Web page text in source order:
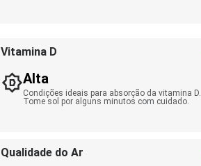
Vitamina D
Alta
Condições ideais para absorção da vitamina D.
Tome sol por alguns minutos com cuidado.
Qualidade do Ar